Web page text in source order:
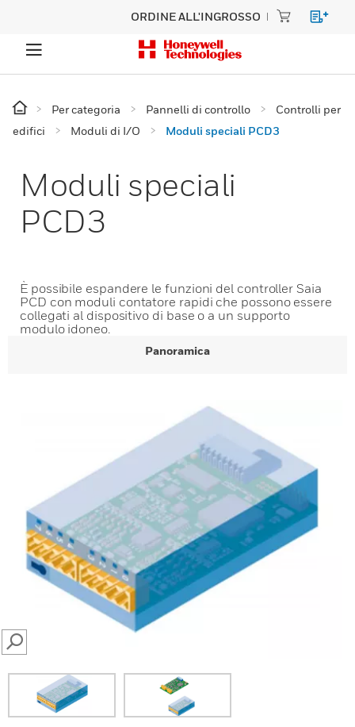
ORDINE ALL'INGROSSO
Per categoria Pannelli di controllo
Controlli per
edifici
Moduli di I/O Moduli speciali PCD3
Moduli speciali
PCD3
È possibile espandere le funzioni del controller Saia
PCD con moduli contatore rapidi che possono essere
collegati al dispositivo di base o a un supporto
modulo idoneo.
Panoramica
SEARCH